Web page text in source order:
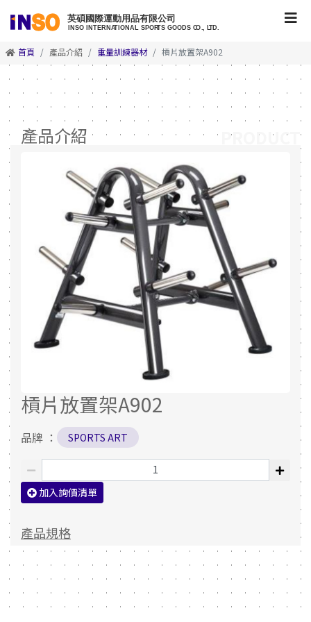
首頁 產品介紹 重量訓練器材 槓片放置架A902
產品介紹
槓片放置架A902
品牌 ： SPORTS ART
加入詢價清單
產品規格
PRODUCT